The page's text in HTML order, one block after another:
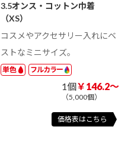
3.5オンス・コットン巾着
（XS）
コスメやアクセサリー入れにベ
ストなミニサイズ。
単色 フルカラー
1個￥146.2～
（5,000個）
価格表はこちら